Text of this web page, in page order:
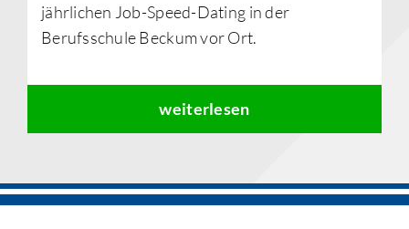
jährlichen Job-Speed-Dating in der
Berufsschule Beckum vor Ort.
weiterlesen